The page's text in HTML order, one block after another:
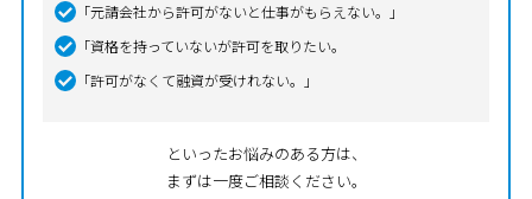
「元請会社から許可がないと仕事がもらえない。」
「資格を持っていないが許可を取りたい。
「許可がなくて融資が受けれない。」
といったお悩みのある方は、
まずは一度ご相談ください。